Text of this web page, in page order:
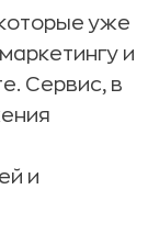
уже
и
Сервис, в
и